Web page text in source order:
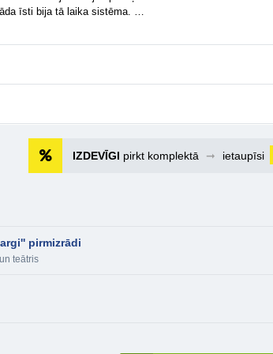
īsti bija tā laika sistēma. …
IZDEVĪGI pirkt komplektā ➞ ietaupīsi
pirmizrādi
teātris